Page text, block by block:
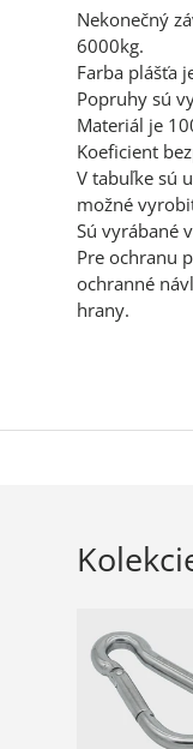
Nekonečný
6000kg.
Farba plášťa
Popruhy sú
Materiál je
Koeficient
V tabuľke sú
možné
Sú vyrábané
Pre ochranu
ochranné
hrany.